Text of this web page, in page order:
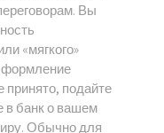
Вы
«мягкого»
принято, подайте
в банк о вашем
Обычно для